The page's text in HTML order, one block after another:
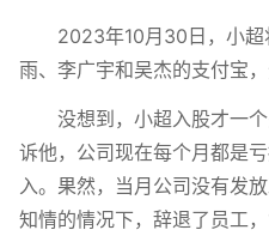
2023年10月30日，小
雨、李广宇和吴杰的支付宝
没想到，小超入股才一
诉他，公司现在每个月都是
入。果然，当月公司没有发
知情的情况下，辞退了员工